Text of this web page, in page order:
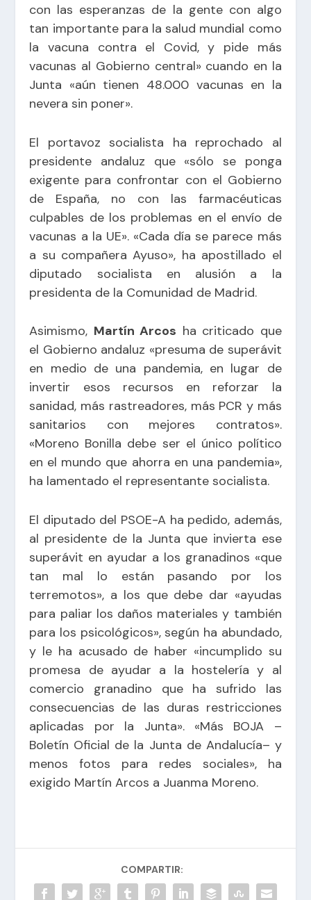
con las esperanzas de la gente con algo
tan importante para la salud mundial como
la vacuna contra el Covid, y pide más
vacunas al Gobierno central» cuando en la
Junta «aún tienen 48.000 vacunas en la
nevera sin poner».
El portavoz socialista ha reprochado al
presidente andaluz que «sólo se ponga
exigente para confrontar con el Gobierno
de España, no con las farmacéuticas
culpables de los problemas en el envío de
vacunas a la UE». «Cada día se parece más
a su compañera Ayuso», ha apostillado el
diputado socialista en alusión a la
presidenta de la Comunidad de Madrid.
Asimismo, Martín Arcos ha criticado que
el Gobierno andaluz «presuma de superávit
en medio de una pandemia, en lugar de
invertir esos recursos en reforzar la
sanidad, más rastreadores, más PCR y más
sanitarios con mejores contratos».
«Moreno Bonilla debe ser el único político
en el mundo que ahorra en una pandemia»,
ha lamentado el representante socialista.
El diputado del PSOE-A ha pedido, además,
al presidente de la Junta que invierta ese
superávit en ayudar a los granadinos «que
tan mal lo están pasando por los
terremotos», a los que debe dar «ayudas
para paliar los daños materiales y también
para los psicológicos», según ha abundado,
y le ha acusado de haber «incumplido su
promesa de ayudar a la hostelería y al
comercio granadino que ha sufrido las
consecuencias de las duras restricciones
aplicadas por la Junta». «Más BOJA –
Boletín Oficial de la Junta de Andalucía– y
menos fotos para redes sociales», ha
exigido Martín Arcos a Juanma Moreno.
COMPARTIR: